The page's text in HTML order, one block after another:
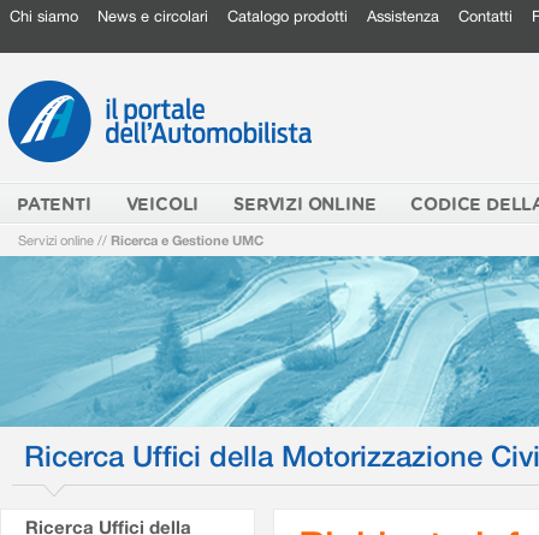
Chi siamo News e circolari Catalogo prodotti Assistenza Contatti
PATENTI VEICOLI SERVIZI ONLINE CODICE
Servizi online // Ricerca e Gestione UMC
Ricerca Uffici della Motorizzazione
Ricerca Uffici della